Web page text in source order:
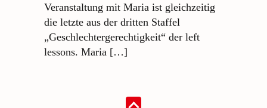
Veranstaltung mit Maria ist gleichzeitig
die letzte aus der dritten Staffel
„Geschlechtergerechtigkeit“ der left
lessons. Maria […]